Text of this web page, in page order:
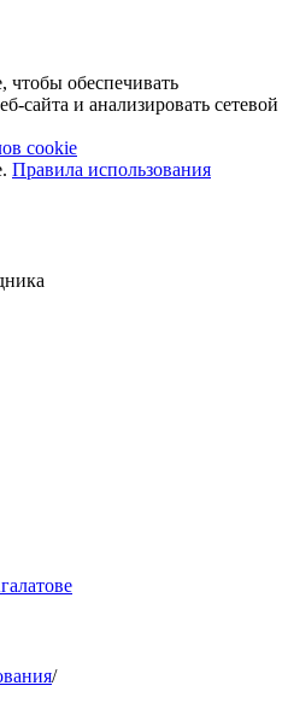
обеспечивать
сайта и анализировать сетевой
cookie
Правила использования
/